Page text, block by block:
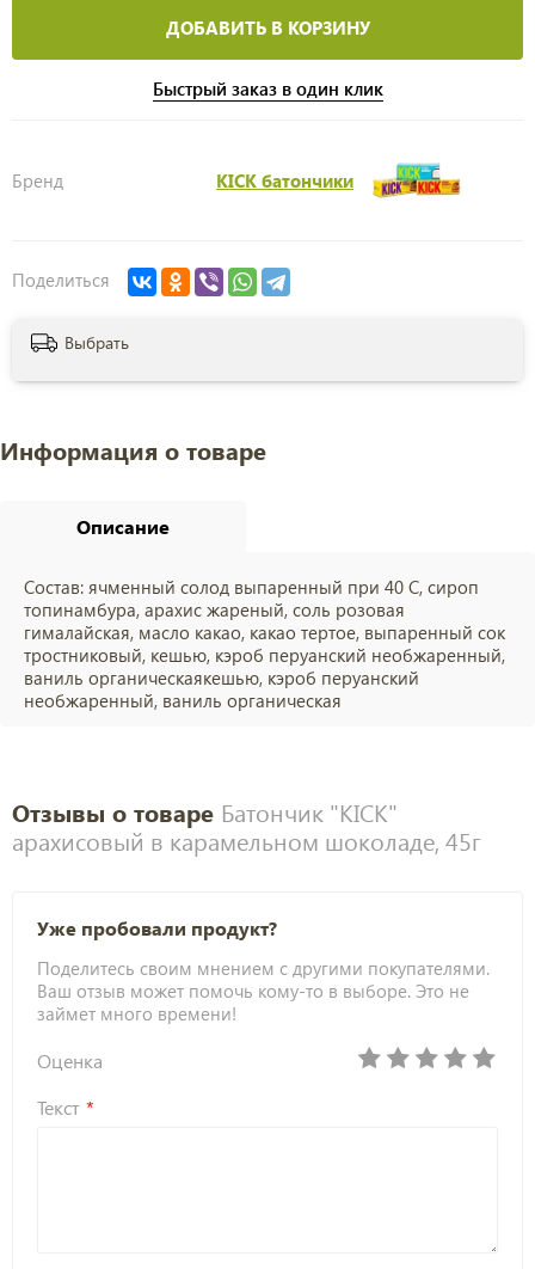
ДОБАВИТЬ В КОРЗИНУ
Быстрый заказ в один клик
Бренд KICK батончики
Поделиться
Выбрать
Информация о товаре
Описание
Состав: ячменный солод выпаренный при 40 С, сироп
топинамбура, арахис жареный, соль розовая
гималайская, масло какао, какао тертое, выпаренный сок
тростниковый, кешью, кэроб перуанский необжаренный,
ваниль органическаякешью, кэроб перуанский
необжаренный, ваниль органическая
Отзывы о товаре Батончик "KICK"
арахисовый в карамельном шоколаде, 45г
Уже пробовали продукт?
Поделитесь своим мнением с другими покупателями.
Ваш отзыв может помочь кому-то в выборе. Это не
займет много времени!
Оценка
Текст